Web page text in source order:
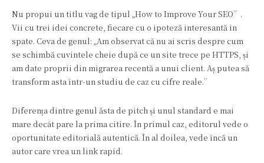
Nu propui un titlu vag de tipul „How to Improve Your SEO”.
Vii cu trei idei concrete, fiecare cu o ipoteză interesantă în
spate. Ceva de genul: „Am observat că nu ai scris despre cum
se schimbă cuvintele cheie după ce un site trece pe HTTPS, și
am date proprii din migrarea recentă a unui client. Aș putea să
transform asta într-un studiu de caz cu cifre reale.”
Diferența dintre genul ăsta de pitch și unul standard e mai
mare decât pare la prima citire. În primul caz, editorul vede o
oportunitate editorială autentică. În al doilea, vede încă un
autor care vrea un link rapid.